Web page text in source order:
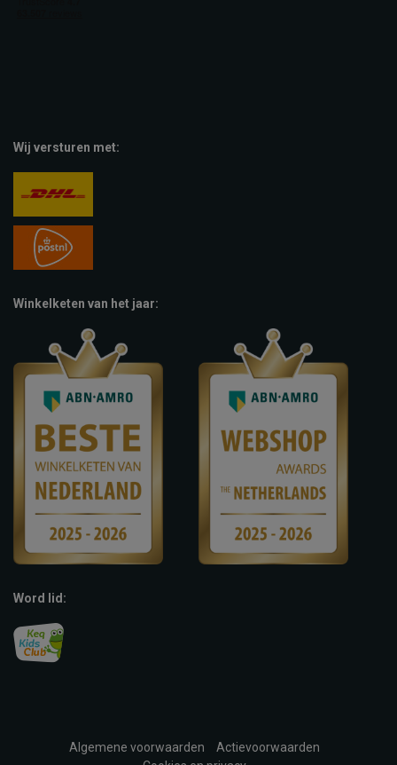
Wij versturen met:
Winkelketen van het jaar:
Word lid:
Algemene voorwaarden
Actievoorwaarden